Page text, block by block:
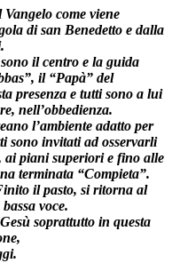
come viene
di san Benedetto e dalla
il centro e la guida
il “Papà” del
presenza e tutti sono a lui
nell’obbedienza.
l’ambiente adatto per
sono invitati ad osservarli
ai piani superiori e fino alle
terminata “Compieta”.
il pasto, si ritorna al
voce.
soprattutto in questa